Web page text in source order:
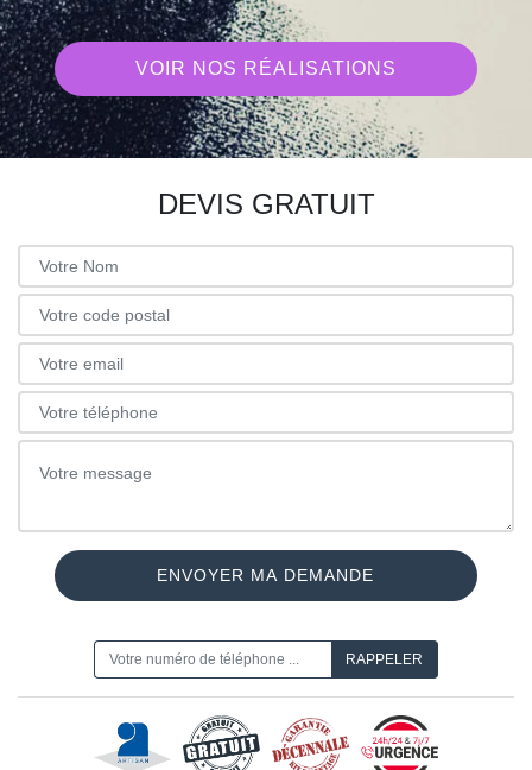
VOIR NOS RÉALISATIONS
DEVIS GRATUIT